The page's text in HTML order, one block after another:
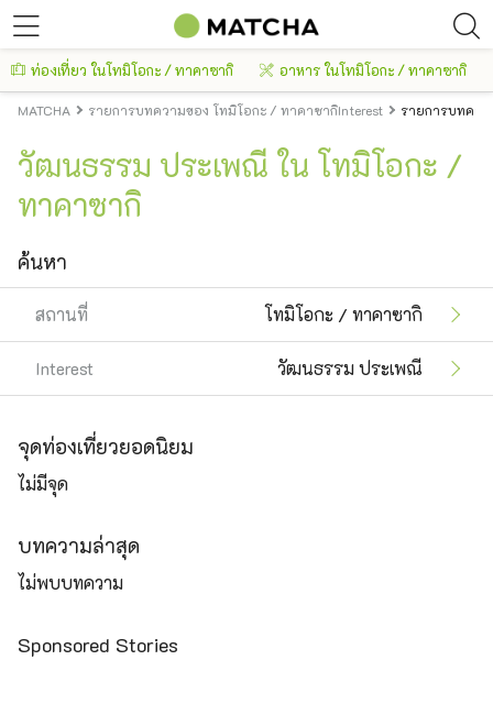
ท่องเที่ยว ในโทมิโอกะ / ทาคาซากิ อาหาร ในโทมิโอกะ / ทาคาซากิ
MATCHA รายการบทความของ โทมิโอกะ / ทาคาซากิInterest รายการบทคว
วัฒนธรรม ประเพณี ใน โทมิโอกะ /
ทาคาซากิ
ค้นหา
สถานที่ โทมิโอกะ / ทาคาซากิ
Interest วัฒนธรรม ประเพณี
จุดท่องเที่ยวยอดนิยม
ไม่มีจุด
บทความล่าสุด
ไม่พบบทความ
Sponsored Stories